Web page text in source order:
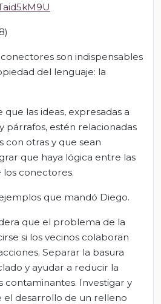
son indispensables
del lenguaje: la
las ideas, expresadas a
párrafos, estén relacionadas
otras y que sean
que haya lógica entre las
los conectores.
que mandó Diego.
que el problema de la
si los vecinos colaboran
Separar la basura
y ayudar a reducir la
contaminantes. Investigar y
el desarrollo de un relleno